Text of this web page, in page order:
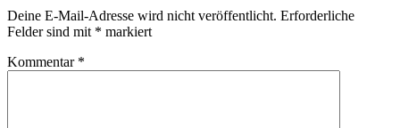
Deine E-Mail-Adresse wird nicht veröffentlicht. Erforderliche
Felder sind mit * markiert
Kommentar *